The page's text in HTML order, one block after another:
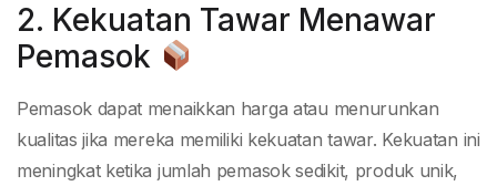
2. Kekuatan Tawar Menawar
Pemasok
Pemasok dapat menaikkan harga atau menurunkan
kualitas jika mereka memiliki kekuatan tawar. Kekuatan ini
meningkat ketika jumlah pemasok sedikit, produk unik,